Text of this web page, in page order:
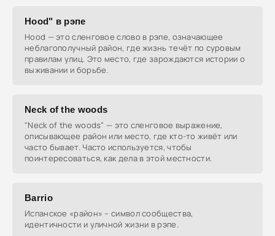
Hood" в рэпе
Hood — это сленговое слово в рэпе, означающее
неблагополучный район, где жизнь течёт по суровым
правилам улиц. Это место, где зарождаются истории о
выживании и борьбе.
Neck of the woods
"Neck of the woods" — это сленговое выражение,
описывающее район или место, где кто-то живёт или
часто бывает. Часто используется, чтобы
поинтересоваться, как дела в этой местности.
Barrio
Испанское «район» – символ сообщества,
идентичности и уличной жизни в рэпе.